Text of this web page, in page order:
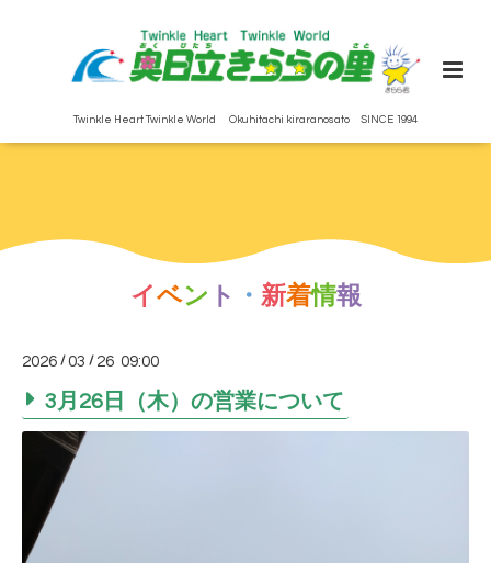
Twinkle Heart Twinkle World Okuhitachi kiraranosato SINCE 1994
イ ベン ト ・ 新着情報
2026 /03 / 26 09:00
3月26日（木）の営業について